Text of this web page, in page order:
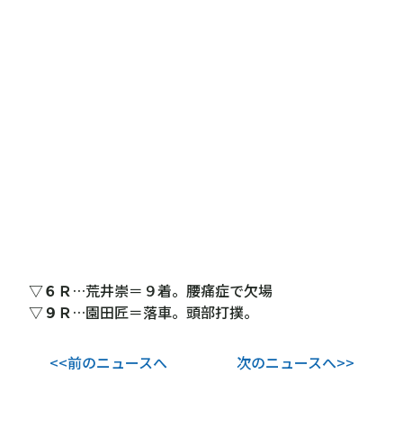
▽６Ｒ …荒井崇＝９着。腰痛症で欠場
▽９Ｒ …園田匠＝落車。頭部打撲。
<<前のニュースへ 次のニュースへ>>